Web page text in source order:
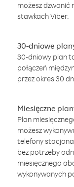
możesz dzwonić
stawkach Viber.
30-dniowe
30-dniowy plan
połączeń
przez okres 30
Miesięczne
Plan
możesz
telefony
bez potrzeby
miesięcznego
wykonywanych